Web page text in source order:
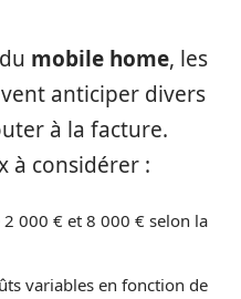
mobile home, les
anticiper divers
à la facture.
à considérer :
000 € et 8 000 € selon la
variables en fonction de